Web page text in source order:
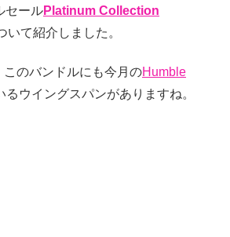
セールPlatinum Collection
いて紹介しました。
のバンドルにも今月のHumble
るウイングスパンがありますね。